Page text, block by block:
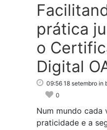
prática
o
Digital
09:56 18 setembro in
0
Num mundo cada
praticidade e a